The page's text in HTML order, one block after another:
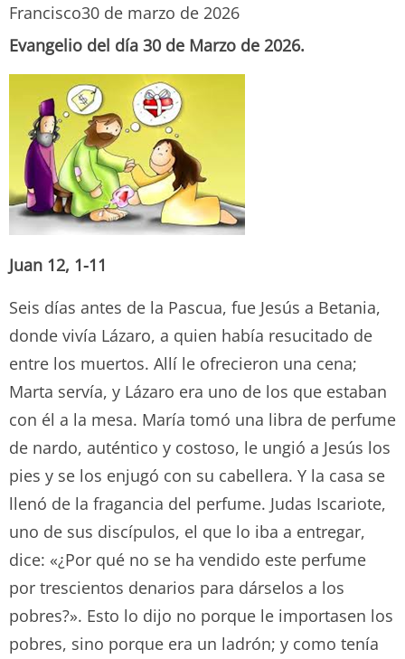
Francisco30 de marzo de 2026
Evangelio del día 30 de Marzo de 2026.
Juan 12, 1-11
Seis días antes de la Pascua, fue Jesús a Betania,
donde vivía Lázaro, a quien había resucitado de
entre los muertos. Allí le ofrecieron una cena;
Marta servía, y Lázaro era uno de los que estaban
con él a la mesa. María tomó una libra de perfume
de nardo, auténtico y costoso, le ungió a Jesús los
pies y se los enjugó con su cabellera. Y la casa se
llenó de la fragancia del perfume. Judas Iscariote,
uno de sus discípulos, el que lo iba a entregar,
dice: «¿Por qué no se ha vendido este perfume
por trescientos denarios para dárselos a los
pobres?». Esto lo dijo no porque le importasen los
pobres, sino porque era un ladrón; y como tenía